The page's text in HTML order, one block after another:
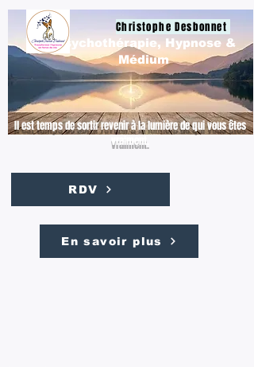
Christophe Desbonnet
Il est temps de sortir revenir à la lumière de qui vous êtes
vraiment.
Psychothérapie, Hypnose &
Médium
RDV
En savoir plus